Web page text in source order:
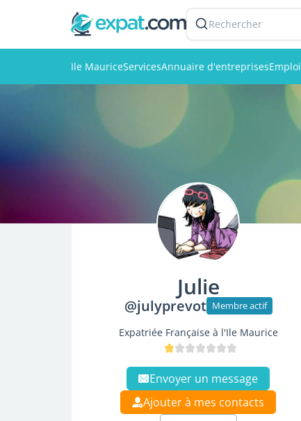
Rechercher
Ile MauriceServicesAnnuaire d'entreprisesEmploi
Julie
@julyprevot Membre actif
Expatriée Française à l'Ile Maurice
Envoyer un message
Ajouter à mes contacts